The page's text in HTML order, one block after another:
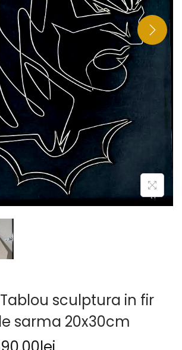
sculptura in fir
sarma 20x30cm